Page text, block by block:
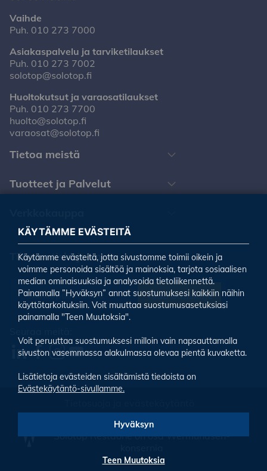
Vaihde
Puh. 010 273 7000
Asiakaspalvelu ja tarviketilaukset
Puh. 010 273 7002
solotop@solotop.fi
Huoltokutsut ja varaosatilaukset
Puh. 010 273 7700
huolto@solotop.fi
varaosat@solotop.fi
Tietoa meistä
Tuotteet ja Palvelut
Tilaa uutiskirjeemme
Tilaa uutiskirje
Evästeiden asetukset
Solotop Restaone on osa Wermundsen-
KÄYTÄMME EVÄSTEITÄ
Käytämme evästeitä, jotta sivustomme toimii oikein ja
voimme personoida sisältöä ja mainoksia, tarjota sosiaalisen
median ominaisuuksia ja analysoida tietoliikennettä.
Painamalla ”Hyväksyn” annat suostumuksesi kaikkiin näihin
käyttötarkoituksiin. Voit muuttaa suostumusasetuksiasi
painamalla "Teen Muutoksia".
Voit peruuttaa suostumuksesi milloin vain napsauttamalla
sivuston vasemmassa alakulmassa olevaa pientä kuvaketta.
Lisätietoja evästeiden sisältämistä tiedoista on
Evästekäytäntö-sivullamme.
Hyväksyn
Teen Muutoksia